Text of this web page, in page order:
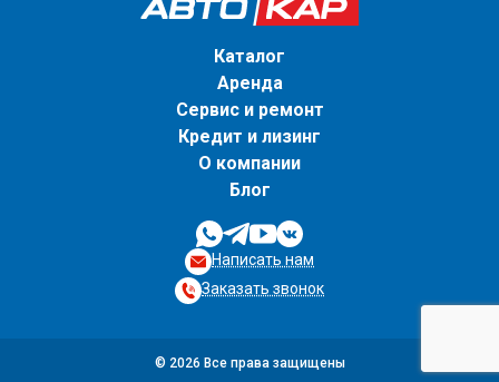
Каталог
Аренда
Сервис и ремонт
Кредит и лизинг
О компании
Блог
Написать нам
Заказать звонок
© 2026 Все права защищены